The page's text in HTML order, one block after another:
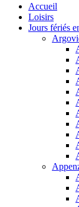
Accueil
Loisirs
Jours fériés